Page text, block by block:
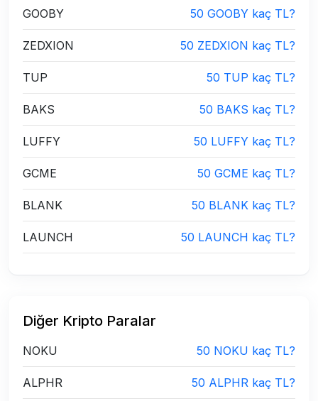
GOOBY 50 GOOBY kaç TL?
ZEDXION 50 ZEDXION kaç TL?
TUP 50 TUP kaç TL?
BAKS 50 BAKS kaç TL?
LUFFY 50 LUFFY kaç TL?
GCME 50 GCME kaç TL?
BLANK 50 BLANK kaç TL?
LAUNCH 50 LAUNCH kaç TL?
Diğer Kripto Paralar
NOKU 50 NOKU kaç TL?
ALPHR 50 ALPHR kaç TL?